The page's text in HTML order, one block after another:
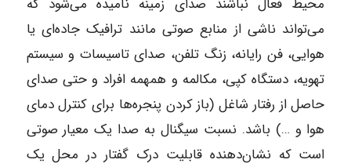
محیط فعال نباشند صدای زمینه نامیده می‌شود که
می‌تواند ناشی از منابع صوتی مانند ترافیک جاده‌ای یا
هوایی، فن رایانه، زنگ تلفن، صدای تاسیسات و سیستم
تهویه، دستگاه کپی، مکالمه و همهمه افراد و حتی صدای
حاصل از رفتار شاغل (باز کردن پنجره‌ها برای کنترل دمای
هوا و …) باشد. نسبت سیگنال به صدا یک معیار صوتی
است که نشان‌دهنده قابلیت درک گفتار در محل یک